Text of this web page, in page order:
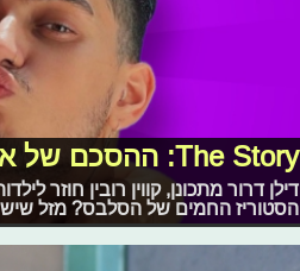
The Story: ההסכם של אלי חולי וענבל רז נחשף!
דילן דרור מתכונן, קווין רובין חוזר
הסטוריז החמים של הסלבס? מזל שיש